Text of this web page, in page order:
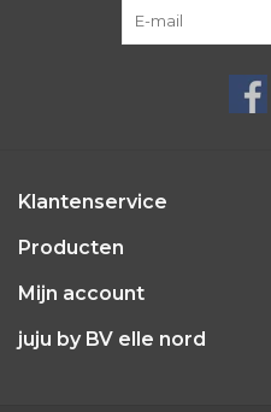
Klantenservice
Producten
Mijn account
juju by BV elle nord